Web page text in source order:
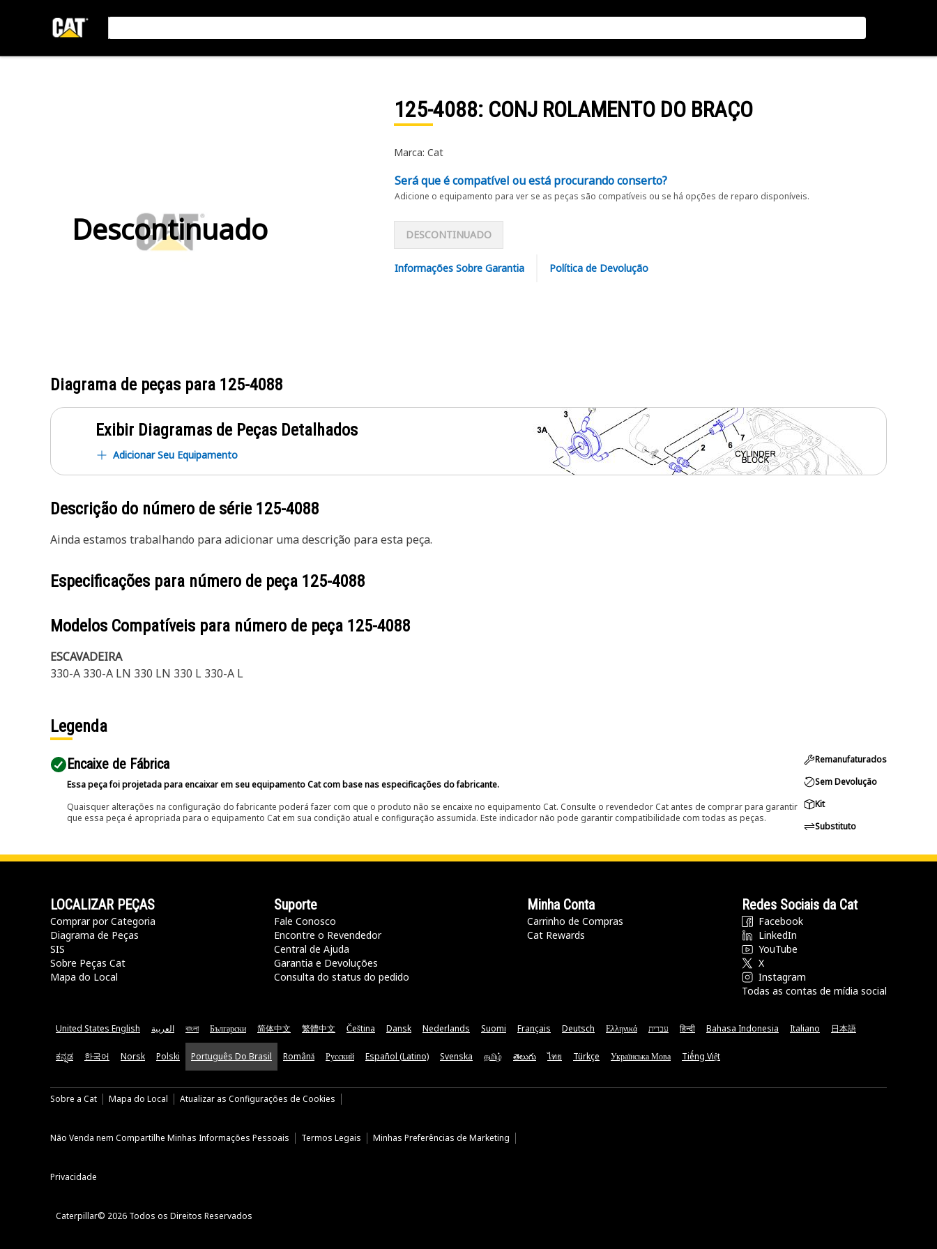
Descontinuado
125-4088: CONJ ROLAMENTO DO BRAÇO
Marca: Cat
Será que é compatível ou está procurando conserto?
Adicione o equipamento para ver se as peças são compatíveis ou se há opções de reparo disponíveis.
DESCONTINUADO
Informações Sobre Garantia Política de Devolução
Diagrama de peças para 125-4088
Exibir Diagramas de Peças Detalhados
Adicionar Seu Equipamento
Descrição do número de série 125-4088
Ainda estamos trabalhando para adicionar uma descrição para esta peça.
Especificações para número de peça 125-4088
Modelos Compatíveis para número de peça 125-4088
ESCAVADEIRA
330-A 330-A LN 330 LN 330 L 330-A L
Legenda
Encaixe de Fábrica
Essa peça foi projetada para encaixar em seu equipamento Cat com base nas especificações do fabricante.
Quaisquer alterações na configuração do fabricante poderá fazer com que o produto não se encaixe no equipamento Cat. Consulte o revendedor Cat antes de comprar para garantir
que essa peça é apropriada para o equipamento Cat em sua condição atual e configuração assumida. Este indicador não pode garantir compatibilidade com todas as peças.
Remanufaturados
Sem Devolução
Kit
Substituto
LOCALIZAR PEÇAS
Comprar por Categoria
Diagrama de Peças
SIS
Sobre Peças Cat
Mapa do Local
Suporte
Fale Conosco
Encontre o Revendedor
Central de Ajuda
Garantia e Devoluções
Consulta do status do pedido
Minha Conta
Carrinho de Compras
Cat Rewards
Redes Sociais da Cat
Facebook
LinkedIn
YouTube
X
Instagram
Todas as contas de mídia social
United States English العربية বাংলা Български 简体中文 繁體中文 Čeština Dansk Nederlands Suomi Français Deutsch Ελληνικά עברית हिन्दी Bahasa Indonesia Italiano 日本語
ಕನ್ನಡ 한국어 Norsk Polski Português Do Brasil Română Русский Español (Latino) Svenska தமிழ் తెలుగు ไทย Türkçe Українська Мова Tiếng Việt
Sobre a Cat Mapa do Local Atualizar as Configurações de Cookies
Não Venda nem Compartilhe Minhas Informações Pessoais Termos Legais Minhas Preferências de Marketing
Privacidade
Caterpillar© 2026 Todos os Direitos Reservados